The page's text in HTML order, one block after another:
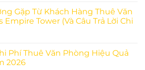
Gặp Từ Khách Hàng Thuê Văn
Empire Tower (Và Câu Trả Lời Chi
Phí Thuê Văn Phòng Hiệu Quả
2026